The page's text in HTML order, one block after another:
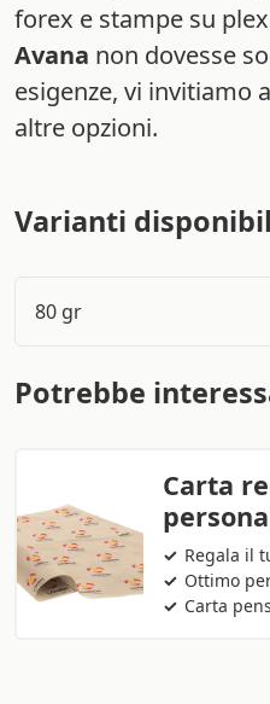
forex e stampe su
Avana non dovesse
esigenze, vi invitiamo
altre opzioni.
Varianti
80 gr
Potrebbe
Carta
Regala il
Ottimo
Carta